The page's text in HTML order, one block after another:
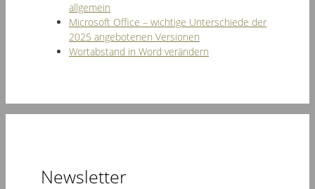
allgemein
Microsoft Office – wichtige Unterschiede der
2025 angebotenen Versionen
Wortabstand in Word verändern
Newsletter